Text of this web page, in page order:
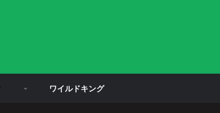
ワイルドキング